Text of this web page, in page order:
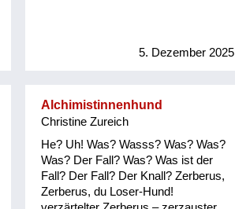
Schwanzspitze von Ine. Sie ist
gestreift mit einem zarten
Seidenschimmer. Jetzt vernehme
ist eine Mischung von Miauen, dem
Quaken eines Frosches oder einer
Ente und hat auch einen leicht
bellenden Unterton. Morgens ist es
5. Dezember 2025
Alchimistinnenhund
Christine Zureich
He? Uh! Was? Wasss? Was? Was?
Was? Der Fall? Was? Was ist der
Fall? Der Fall? Der Knall? Zerberus,
Zerberus, du Loser-Hund!